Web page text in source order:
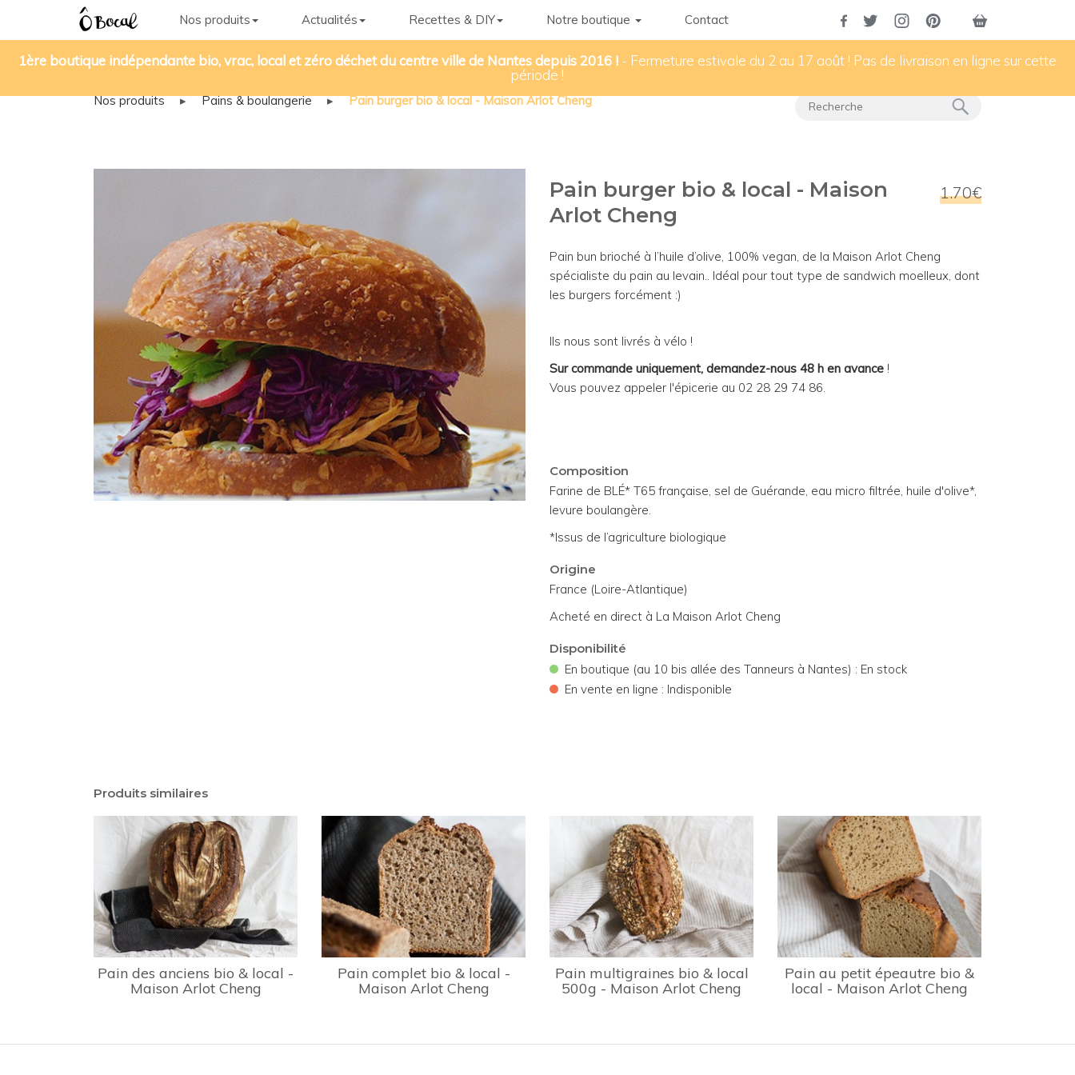
Nos produits Actualités Recettes & DIY Notre boutique Contact
1ère boutique indépendante bio, vrac, local et zéro déchet du centre ville de Nantes depuis 2016 ! - Fermeture estivale du 2 au 17 août ! Pas de livraison en ligne sur cette
période !
Nos produits ▸ Pains & boulangerie ▸ Pain burger bio & local - Maison Arlot Cheng
1.70€
Pain burger bio & local - Maison
Arlot Cheng
Pain bun brioché à l’huile d’olive, 100% vegan, de la Maison Arlot Cheng
spécialiste du pain au levain.. Idéal pour tout type de sandwich moelleux, dont
les burgers forcément :)
Ils nous sont livrés à vélo !
Sur commande uniquement, demandez-nous 48 h en avance !
Vous pouvez appeler l'épicerie au 02 28 29 74 86.
Composition
Farine de BLÉ* T65 française, sel de Guérande, eau micro filtrée, huile d'olive*,
levure boulangère.
*Issus de l’agriculture biologique
Origine
France (Loire-Atlantique)
Acheté en direct à La Maison Arlot Cheng
Disponibilité
• En boutique (au 10 bis allée des Tanneurs à Nantes) : En stock
• En vente en ligne : Indisponible
Produits similaires
Pain des anciens bio & local -
Maison Arlot Cheng
Pain complet bio & local -
Maison Arlot Cheng
Pain multigraines bio & local
500g - Maison Arlot Cheng
Pain au petit épeautre bio &
local - Maison Arlot Cheng